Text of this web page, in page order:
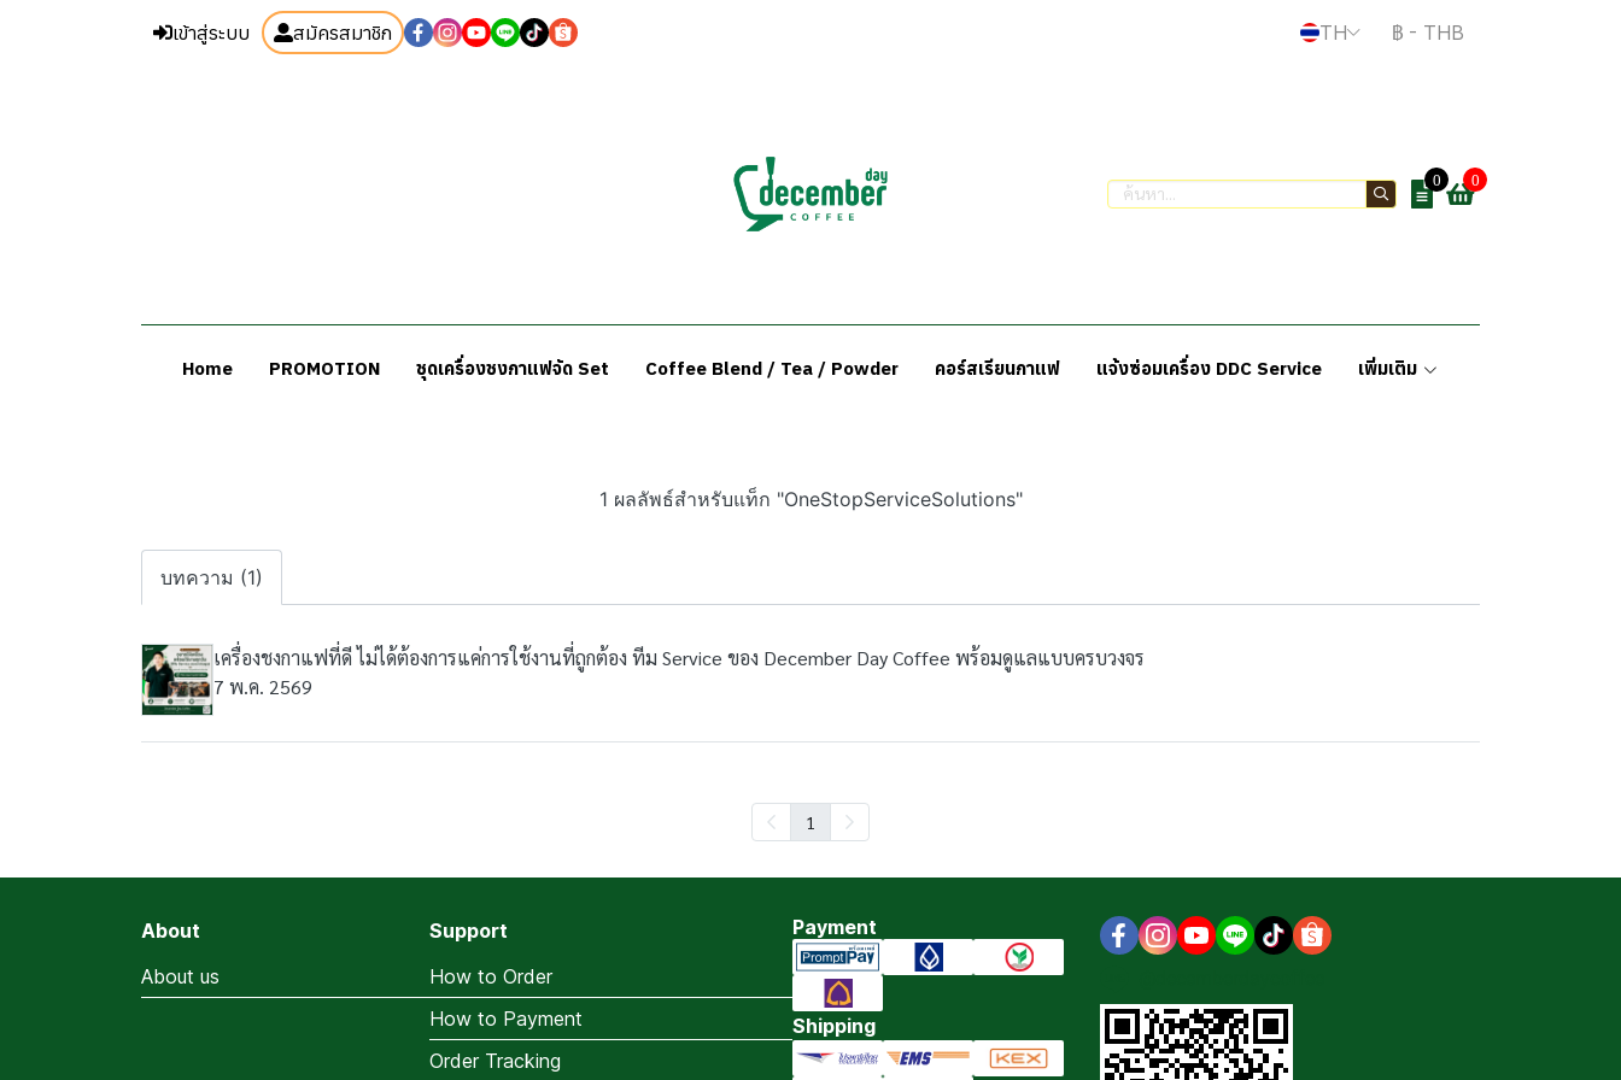
เข้าสู่ระบบ สมัครสมาชิก TH ฿ - THB
0 0
Home PROMOTION ชุดเครื่องชงกาแฟจัด Set Coffee Blend / Tea / Powder คอร์สเรียนกาแฟ แจ้งซ่อมเครื่อง DDC Service เพิ่มเติม
1 ผลลัพธ์สำหรับแท็ก "OneStopServiceSolutions"
บทความ (1)
เครื่องชงกาแฟที่ดี ไม่ได้ต้องการแค่การใช้งานที่ถูกต้อง ทีม Service ของ December Day Coffee พร้อมดูแลแบบครบวงจร
7 พ.ค. 2569
1
About
About us
Support
How to Order
How to Payment
Order Tracking
Payment
Shipping